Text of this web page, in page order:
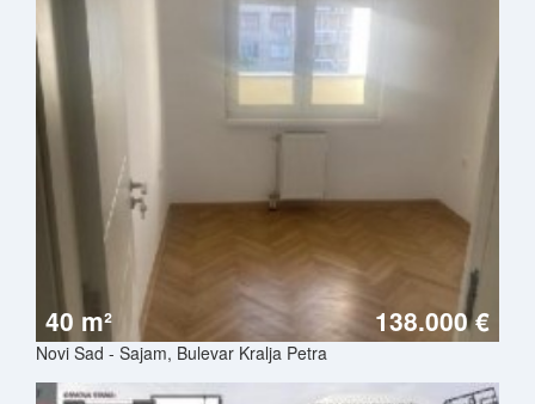
40 m² 138.000 €
Novi Sad - Sajam, Bulevar Kralja Petra